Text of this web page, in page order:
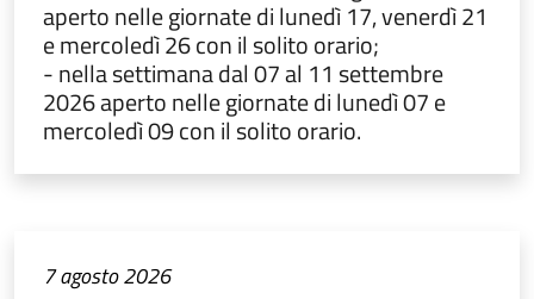
aperto nelle giornate di lunedì 17, venerdì 21
e mercoledì 26 con il solito orario;
- nella settimana dal 07 al 11 settembre
2026 aperto nelle giornate di lunedì 07 e
mercoledì 09 con il solito orario.
7 agosto 2026